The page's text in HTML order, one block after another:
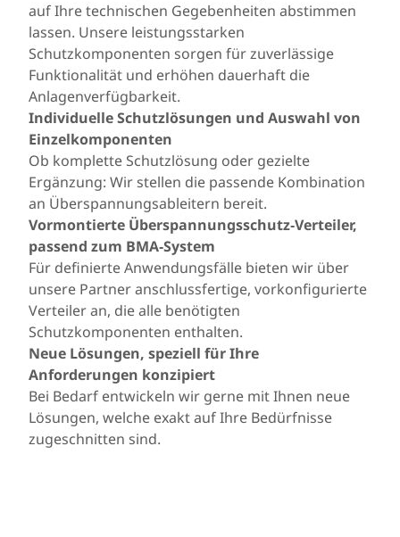
auf Ihre technischen Gegebenheiten abstimmen
lassen. Unsere leistungsstarken
Schutzkomponenten sorgen für zuverlässige
Funktionalität und erhöhen dauerhaft die
Anlagenverfügbarkeit.
Individuelle Schutzlösungen und Auswahl von
Einzelkomponenten
Ob komplette Schutzlösung oder gezielte
Ergänzung: Wir stellen die passende Kombination
an Überspannungsableitern bereit.
Vormontierte Überspannungsschutz‑Verteiler,
passend zum BMA‑System
Für definierte Anwendungsfälle bieten wir über
unsere Partner anschlussfertige, vorkonfigurierte
Verteiler an, die alle benötigten
Schutzkomponenten enthalten.
Neue Lösungen, speziell für Ihre
Anforderungen konzipiert
Bei Bedarf entwickeln wir gerne mit Ihnen neue
Lösungen, welche exakt auf Ihre Bedürfnisse
zugeschnitten sind.